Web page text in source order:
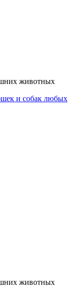
животных
и собак любых
животных